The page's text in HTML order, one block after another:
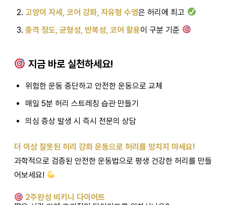
고양이 자세, 코어 강화, 자유형 수영은 허리에 최고
충격 정도, 균형성, 반복성, 코어 활용이 구분 기준
지금 바로 실천하세요!
위험한 운동 중단하고 안전한 운동으로 교체
매일 5분 허리 스트레칭 습관 만들기
의심 증상 발생 시 즉시 전문의 상담
더 이상 잘못된 허리 강화 운동으로 허리를 망치지 마세요!
과학적으로 검증된 안전한 운동법으로 평생 건강한 허리를 만들
어보세요!
2주완성 비키니 다이어트